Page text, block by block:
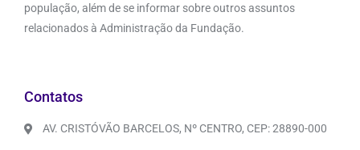
população, além de se informar sobre outros assuntos
relacionados à Administração da Fundação.
Contatos
AV. CRISTÓVÃO BARCELOS, Nº CENTRO, CEP: 28890-000